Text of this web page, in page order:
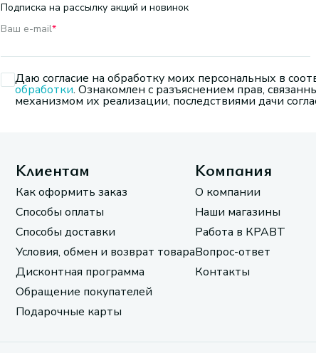
Подписка на рассылку акций и новинок
Ваш e-mail*
Даю согласие на обработку моих персональных в
обработки. Ознакомлен с разъяснением прав,
механизмом их реализации, последствиями дачи
Клиентам
Как оформить заказ
Способы оплаты
Способы доставки
Условия, обмен и возврат товара
Дисконтная программа
Обращение покупателей
Подарочные карты
Компания
О компании
Наши магазины
Работа в КРАВТ
Вопрос-ответ
Контакты